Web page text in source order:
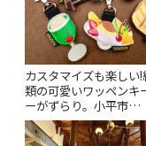
カスタマイズも楽しい
類の可愛いワッペンキ
ーがずらり。小平市
「Kimamaya T&K」 |
ぷ